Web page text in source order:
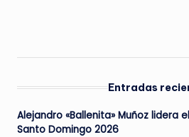
Entradas
Alejandro «Ballenita» Muñoz lidera
Santo Domingo 2026